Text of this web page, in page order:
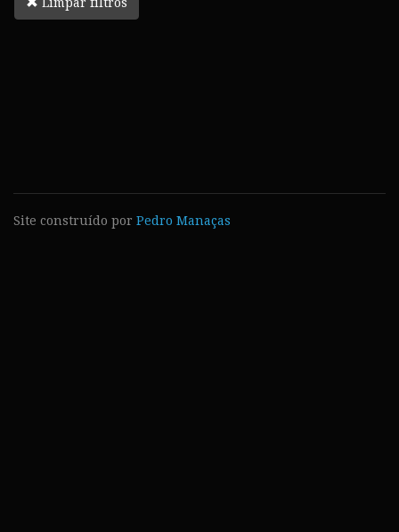
Site construído por Pedro Manaças